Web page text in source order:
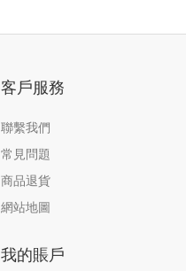
客戶服務
聯繫我們
常見問題
商品退貨
網站地圖
我的賬戶